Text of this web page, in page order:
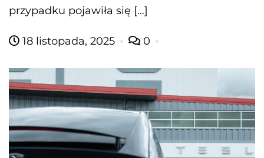
przypadku pojawiła się […]
18 listopada, 2025 0